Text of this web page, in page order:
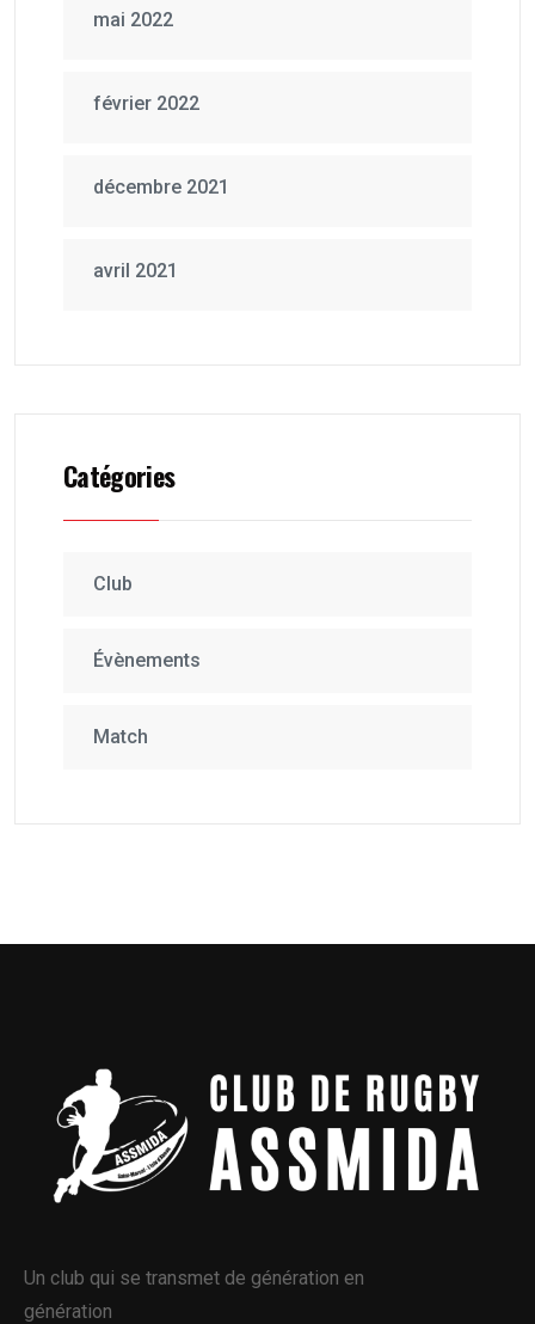
mai 2022
février 2022
décembre 2021
avril 2021
Catégories
Club
Évènements
Match
Un club qui se transmet de génération en
génération